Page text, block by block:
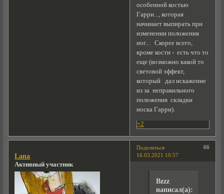
особенной костью
Гарри..., которая
начинает выпирать при
изменении положения
ног... Скорее всего,
кроме кости - есть что то
еще (возможно какой то
световой эффект,
который дал искажение
из за неправильного
положения складки
носка Гарри).
+2
Поделиться
66
16.03.2021 10:57
Lana
Активный участник
Bzzz
написал(а):